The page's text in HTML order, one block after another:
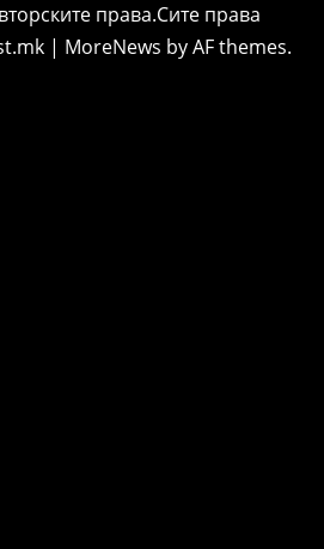
права.Сите права
| MoreNews by AF themes.